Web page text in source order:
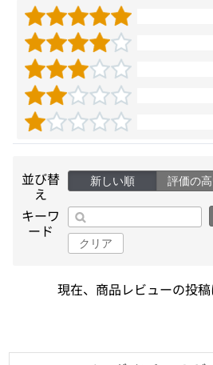
並び替
え
新しい順 評価の
キーワ
ード
クリア
現在、商品レビューの投稿